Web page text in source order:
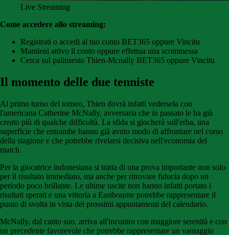
Live Streaming
Come accedere allo streaming:
Registrati o accedi al tuo conto BET365 oppure Vincitu
Mantieni attivo il conto oppure effettua una scommessa
Cerca sul palinsesto Thien-Mcnally BET365 oppure Vincitu
Il momento delle due tenniste
Al primo turno del torneo, Thien dovrà infatti vedersela con
l'americana Catherine McNally, avversaria che in passato le ha già
creato più di qualche difficoltà. La sfida si giocherà sull'erba, una
superficie che entrambe hanno già avuto modo di affrontare nel corso
della stagione e che potrebbe rivelarsi decisiva nell'economia del
match.
Per la giocatrice indonesiana si tratta di una prova importante non solo
per il risultato immediato, ma anche per ritrovare fiducia dopo un
periodo poco brillante. Le ultime uscite non hanno infatti portato i
risultati sperati e una vittoria a Eastbourne potrebbe rappresentare il
punto di svolta in vista dei prossimi appuntamenti del calendario.
McNally, dal canto suo, arriva all'incontro con maggiore serenità e con
un precedente favorevole che potrebbe rappresentare un vantaggio